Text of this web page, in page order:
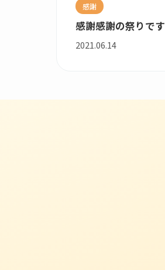
感謝
感謝感謝の祭りです
2021.06.14